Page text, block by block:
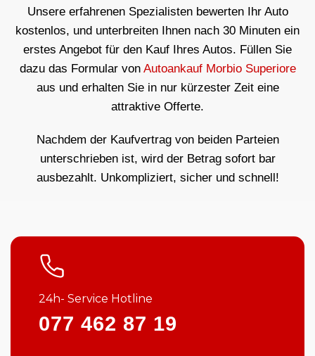
Unsere erfahrenen Spezialisten bewerten Ihr Auto
kostenlos, und unterbreiten Ihnen nach 30 Minuten ein
erstes Angebot für den Kauf Ihres Autos. Füllen Sie
dazu das Formular von Autoankauf Morbio Superiore
aus und erhalten Sie in nur kürzester Zeit eine
attraktive Offerte.
Nachdem der Kaufvertrag von beiden Parteien
unterschrieben ist, wird der Betrag sofort bar
ausbezahlt. Unkompliziert, sicher und schnell!
24h- Service Hotline
077 462 87 19